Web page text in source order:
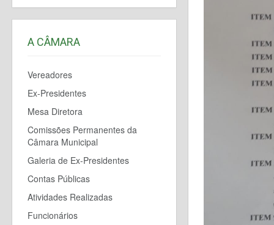
A CÂMARA
Vereadores
Ex-Presidentes
Mesa Diretora
Comissões Permanentes da
Câmara Municipal
Galeria de Ex-Presidentes
Contas Públicas
Atividades Realizadas
Funcionários